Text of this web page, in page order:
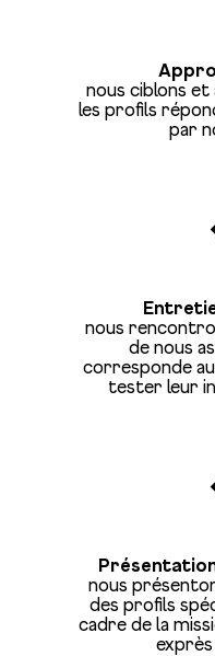
nous ciblons
les profils
par
nous
de nous
corresponde
tester leur
nous
des profils
cadre de la